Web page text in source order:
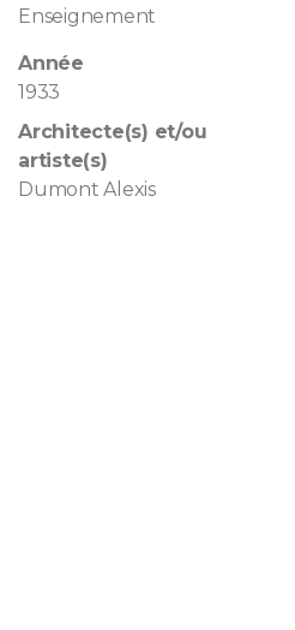
Enseignement
Année
1933
Architecte(s) et/ou
artiste(s)
Dumont Alexis